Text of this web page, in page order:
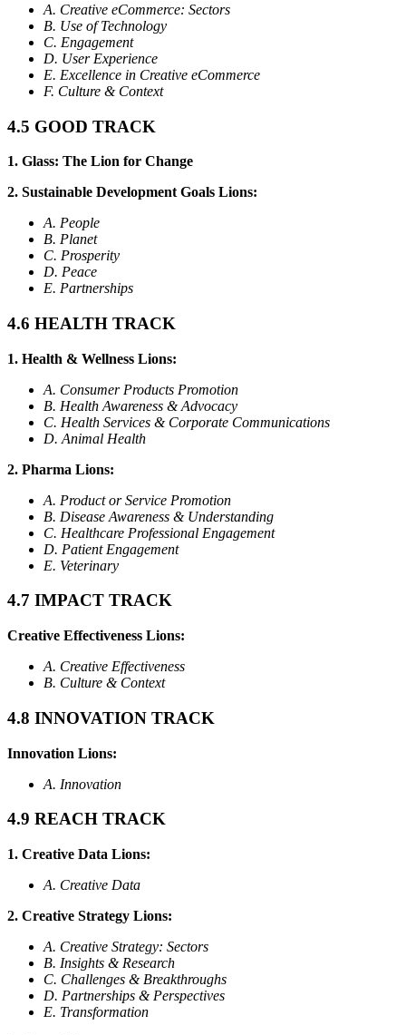
A. Creative eCommerce: Sectors
B. Use of Technology
C. Engagement
D. User Experience
E. Excellence in Creative eCommerce
F. Culture & Context
4.5 GOOD TRACK
1. Glass: The Lion for Change
2. Sustainable Development Goals Lions:
A. People
B. Planet
C. Prosperity
D. Peace
E. Partnerships
4.6 HEALTH TRACK
1. Health & Wellness Lions:
A. Consumer Products Promotion
B. Health Awareness & Advocacy
C. Health Services & Corporate Communications
D. Animal Health
2. Pharma Lions:
A. Product or Service Promotion
B. Disease Awareness & Understanding
C. Healthcare Professional Engagement
D. Patient Engagement
E. Veterinary
4.7 IMPACT TRACK
Creative Effectiveness Lions:
A. Creative Effectiveness
B. Culture & Context
4.8 INNOVATION TRACK
Innovation Lions:
A. Innovation
4.9 REACH TRACK
1. Creative Data Lions:
A. Creative Data
2. Creative Strategy Lions:
A. Creative Strategy: Sectors
B. Insights & Research
C. Challenges & Breakthroughs
D. Partnerships & Perspectives
E. Transformation